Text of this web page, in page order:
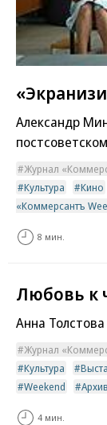
Александр
Журнал
Культура
Кино
«Коммерсантъ
8 мин.
Любовь к
Анна
Журнал
Культура
Weekend
4 мин.